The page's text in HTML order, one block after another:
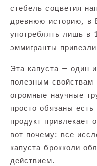
стебель соцветия
древнюю историю, в
употреблять лишь в
эммигранты
Эта капуста — один
полезным свойствам
огромные научные
просто обязаны
продукт привлекает
вот почему: все
капуста брокколи
действием.